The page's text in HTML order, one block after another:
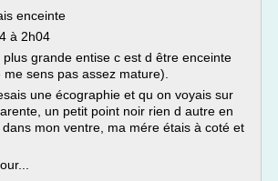
enceinte
à 2h04
grande entise c est d être enceinte
sens pas assez mature).
une écographie et qu on voyais sur
un petit point noir rien d autre en
mon ventre, ma mére étais à coté et